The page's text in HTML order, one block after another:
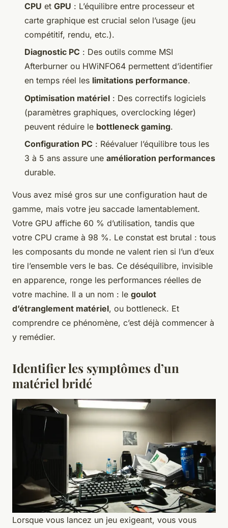
CPU et GPU : L’équilibre entre processeur et
carte graphique est crucial selon l’usage (jeu
compétitif, rendu, etc.).
Diagnostic PC : Des outils comme MSI
Afterburner ou HWiNFO64 permettent d’identifier
en temps réel les limitations performance.
Optimisation matériel : Des correctifs logiciels
(paramètres graphiques, overclocking léger)
peuvent réduire le bottleneck gaming.
Configuration PC : Réévaluer l’équilibre tous les
3 à 5 ans assure une amélioration performances
durable.
Vous avez misé gros sur une configuration haut de
gamme, mais votre jeu saccade lamentablement.
Votre GPU affiche 60 % d’utilisation, tandis que
votre CPU crame à 98 %. Le constat est brutal : tous
les composants du monde ne valent rien si l’un d’eux
tire l’ensemble vers le bas. Ce déséquilibre, invisible
en apparence, ronge les performances réelles de
votre machine. Il a un nom : le goulot
d’étranglement matériel, ou bottleneck. Et
comprendre ce phénomène, c’est déjà commencer à
y remédier.
Identifier les symptômes d’un
matériel bridé
Lorsque vous lancez un jeu exigeant, vous vous